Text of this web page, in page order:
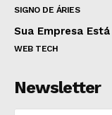
SIGNO DE ÁRIES
Sua Empresa
WEB TECH
Newsletter